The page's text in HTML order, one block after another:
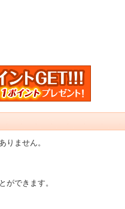
りません。
ができます。